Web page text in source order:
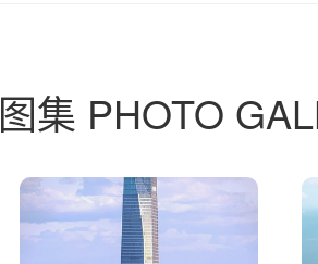
图集 PHOTO